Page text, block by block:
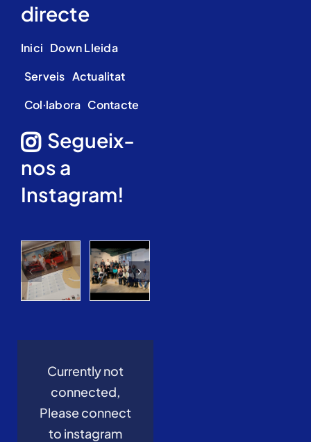
directe
Inici Down Lleida
Serveis Actualitat
Col·labora Contacte
Segueix-
nos a
Instagram!
Currently not
connected,
Please connect
to instagram